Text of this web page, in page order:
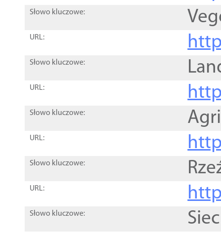
Słowo kluczowe:
URL:
Słowo kluczowe:
URL:
Słowo kluczowe:
URL:
Słowo kluczowe:
URL:
Słowo kluczowe: